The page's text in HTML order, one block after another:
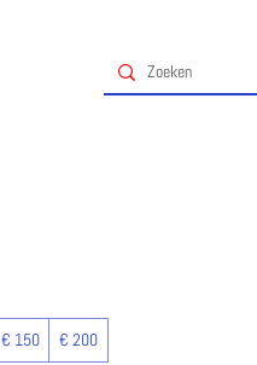
€ 150 € 200